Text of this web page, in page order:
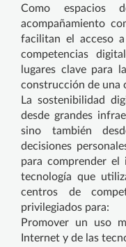
Como espacios
acompañamiento
facilitan el acceso
competencias
lugares clave para
construcción de una
La sostenibilidad
desde grandes
sino también
decisiones
para comprender
tecnología que
centros de
privilegiados para:
Promover un uso
Internet y de las